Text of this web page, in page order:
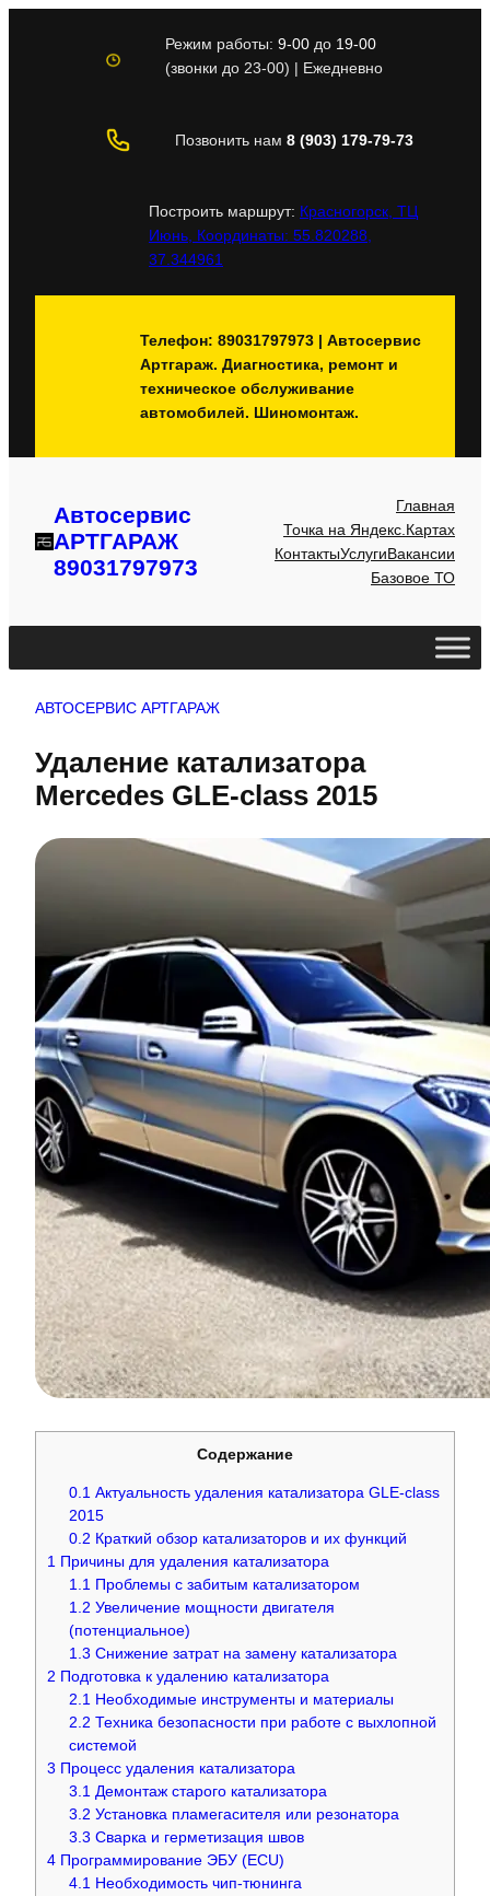
содержимому
Режим работы: 9-00до 19-00
(звонки до 23-00) | Ежедневно
Позвонить нам 8 (903) 179-79-73
Построить маршрут: Красногорск, ТЦ
Июнь, Координаты: 55.820288,
37.344961
Телефон: 89031797973 | Автосервис
Артгараж. Диагностика, ремонт и
техническое обслуживание
автомобилей. Шиномонтаж.
Автосервис
АРТГАРАЖ
89031797973
Главная
Точка на Яндекс.Картах
КонтактыУслугиВакансии
Базовое ТО
АВТОСЕРВИС АРТГАРАЖ
Удаление катализатора
Mercedes GLE-class 2015
Содержание
0.1 Актуальность удаления катализатора GLE-class
2015
0.2 Краткий обзор катализаторов и их функций
1 Причины для удаления катализатора
1.1 Проблемы с забитым катализатором
1.2 Увеличение мощности двигателя
(потенциальное)
1.3 Снижение затрат на замену катализатора
2 Подготовка к удалению катализатора
2.1 Необходимые инструменты и материалы
2.2 Техника безопасности при работе с выхлопной
системой
3 Процесс удаления катализатора
3.1 Демонтаж старого катализатора
3.2 Установка пламегасителя или резонатора
3.3 Сварка и герметизация швов
4 Программирование ЭБУ (ECU)
4.1 Необходимость чип-тюнинга